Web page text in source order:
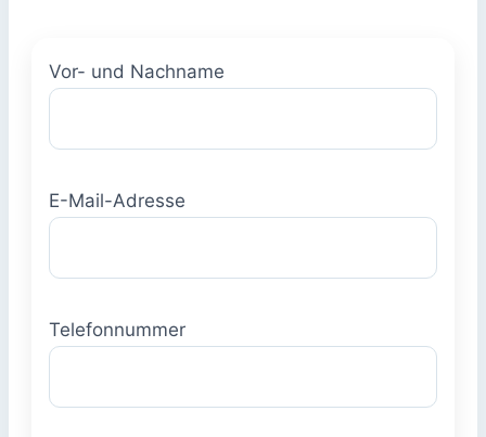
Vor- und Nachname
E-Mail-Adresse
Telefonnummer